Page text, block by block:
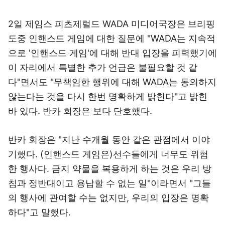
2일 제임스 피츠제럴드 WADA 미디어국장은 브리핑
도중 인핸스드 게임에 대한 질문에 "WADA는 지속적
으로 '인핸스드 게임'에 대해 반대 입장을 피력했기에
이 자리에서 특별한 추가 언급은 불필요할 것 같
다"면서도 "무책임한 행위에 대해 WADA는 동의하지
않는다는 것을 다시 한번 명확하게 밝힌다"고 밝힌
바 있다. 반카 회장은 보다 단호했다.
반카 회장은 "지난 수개월 동안 같은 관점에서 이야
기했다. (인핸스드 게임은)선수들에게 너무도 위험
한 행사다. 금지 약물을 복용하게 하는 것은 우리 방
침과 정반대이고 용납할 수 없는 일"이라면서 "그들
의 행사에 관여할 수는 없지만, 우리의 입장은 명확
하다"고 말했다.